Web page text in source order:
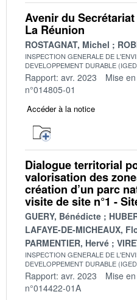
Avenir du
La Réunion
ROSTAGNAT, Michel
INSPECTION GENERALE DE
DEVELOPPEMENT DURABLE
Rapport: avr. 2023 Mise
n°014805-01
Accéder à la notice
Dialogue territorial
valorisation des
création d’un parc
visite de site n°1 -
GUERY, Bénédicte
LAFAYE-DE-MICHEAUX,
PARMENTIER, Hervé
INSPECTION GENERALE DE
DEVELOPPEMENT DURABLE
Rapport: avr. 2023 Mise
n°014422-01A